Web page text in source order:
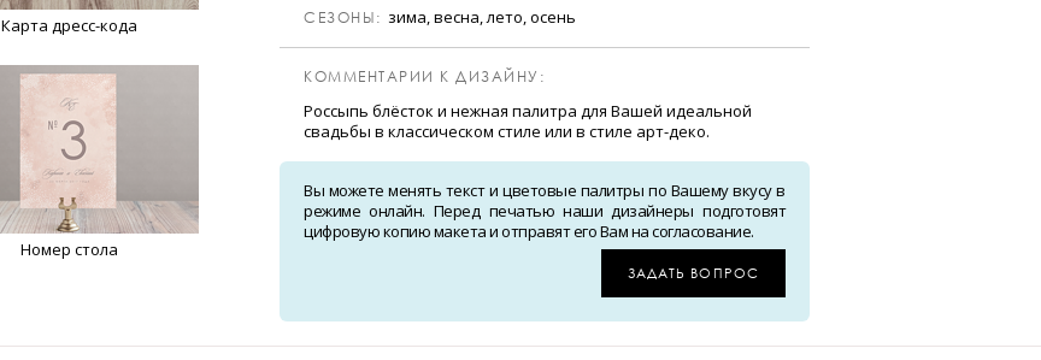
Карта дресс-кода
Номер стола
CЕЗОНЫ: зима, весна, лето, осень
КОММЕНТАРИИ К ДИЗАЙНУ:
Россыпь блёсток и нежная палитра для Вашей идеальной
свадьбы в классическом стиле или в стиле арт-деко.
Вы можете менять текст и цветовые палитры по Вашему вкусу в
режиме онлайн. Перед печатью наши дизайнеры подготовят
цифровую копию макета и отправят его Вам на согласование.
ЗАДАТЬ ВОПРОС